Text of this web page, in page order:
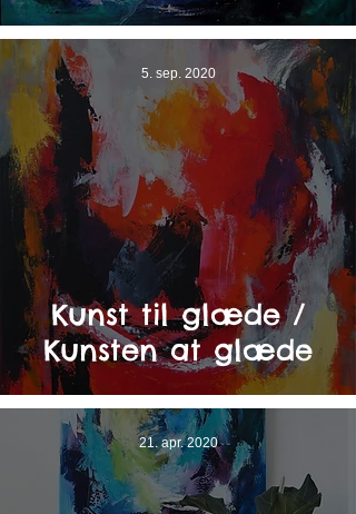
Kunst til glæde /
Kunsten at glæde
5. sep. 2020
21. apr. 2020